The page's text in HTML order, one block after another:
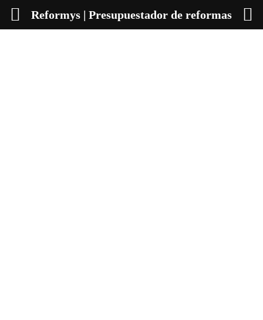
Reformys | Presupuestador de reformas